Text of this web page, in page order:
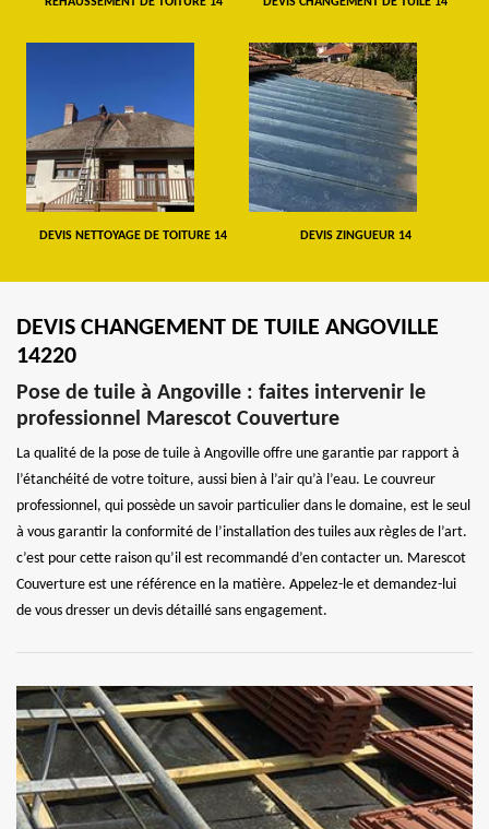
DEVIS NETTOYAGE DE TOITURE 14 DEVIS ZINGUEUR 14
DEVIS CHANGEMENT DE TUILE ANGOVILLE
14220
Pose de tuile à Angoville : faites intervenir le
professionnel Marescot Couverture
La qualité de la pose de tuile à Angoville offre une garantie par rapport à
l’étanchéité de votre toiture, aussi bien à l’air qu’à l’eau. Le couvreur
professionnel, qui possède un savoir particulier dans le domaine, est le seul
à vous garantir la conformité de l’installation des tuiles aux règles de l’art.
c’est pour cette raison qu’il est recommandé d’en contacter un. Marescot
Couverture est une référence en la matière. Appelez-le et demandez-lui
de vous dresser un devis détaillé sans engagement.